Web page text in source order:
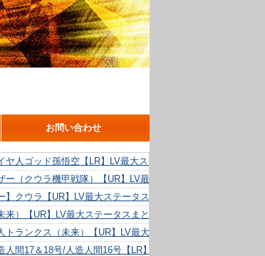
お問い合わせ
人ゴッド孫悟空【LR】LV最大ステータスまとめ！
（クウラ機甲戦隊）【UR】LV最大ステータスまとめ！
クウラ【UR】LV最大ステータスまとめ！
）【UR】LV最大ステータスまとめ！
ランクス（未来）【UR】LV最大ステータスまとめ！
間17＆18号/人造人間16号【LR】LV最大ステータスまとめ！